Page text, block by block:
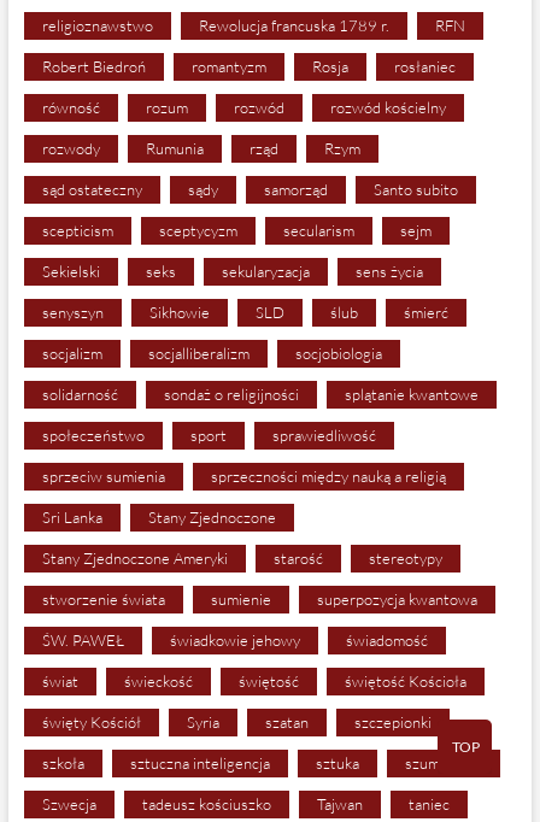
religioznawstwo Rewolucja francuska 1789 r. RFN
Robert Biedroń romantyzm Rosja rosłaniec
równość rozum rozwód rozwód kościelny
rozwody Rumunia rząd Rzym
sąd ostateczny sądy samorząd Santo subito
scepticism sceptycyzm secularism sejm
Sekielski seks sekularyzacja sens życia
senyszyn Sikhowie SLD ślub śmierć
socjalizm socjalliberalizm socjobiologia
solidarność sondaż o religijności splątanie kwantowe
społeczeństwo sport sprawiedliwość
sprzeciw sumienia sprzeczności między nauką a religią
Sri Lanka Stany Zjednoczone
Stany Zjednoczone Ameryki starość stereotypy
stworzenie świata sumienie superpozycja kwantowa
ŚW. PAWEŁ świadkowie jehowy świadomość
świat świeckość świętość świętość Kościoła
święty Kościół Syria szatan szczepionki
szkoła sztuczna inteligencja sztuka szumlewicz
Szwecja tadeusz kościuszko Tajwan taniec
TOP